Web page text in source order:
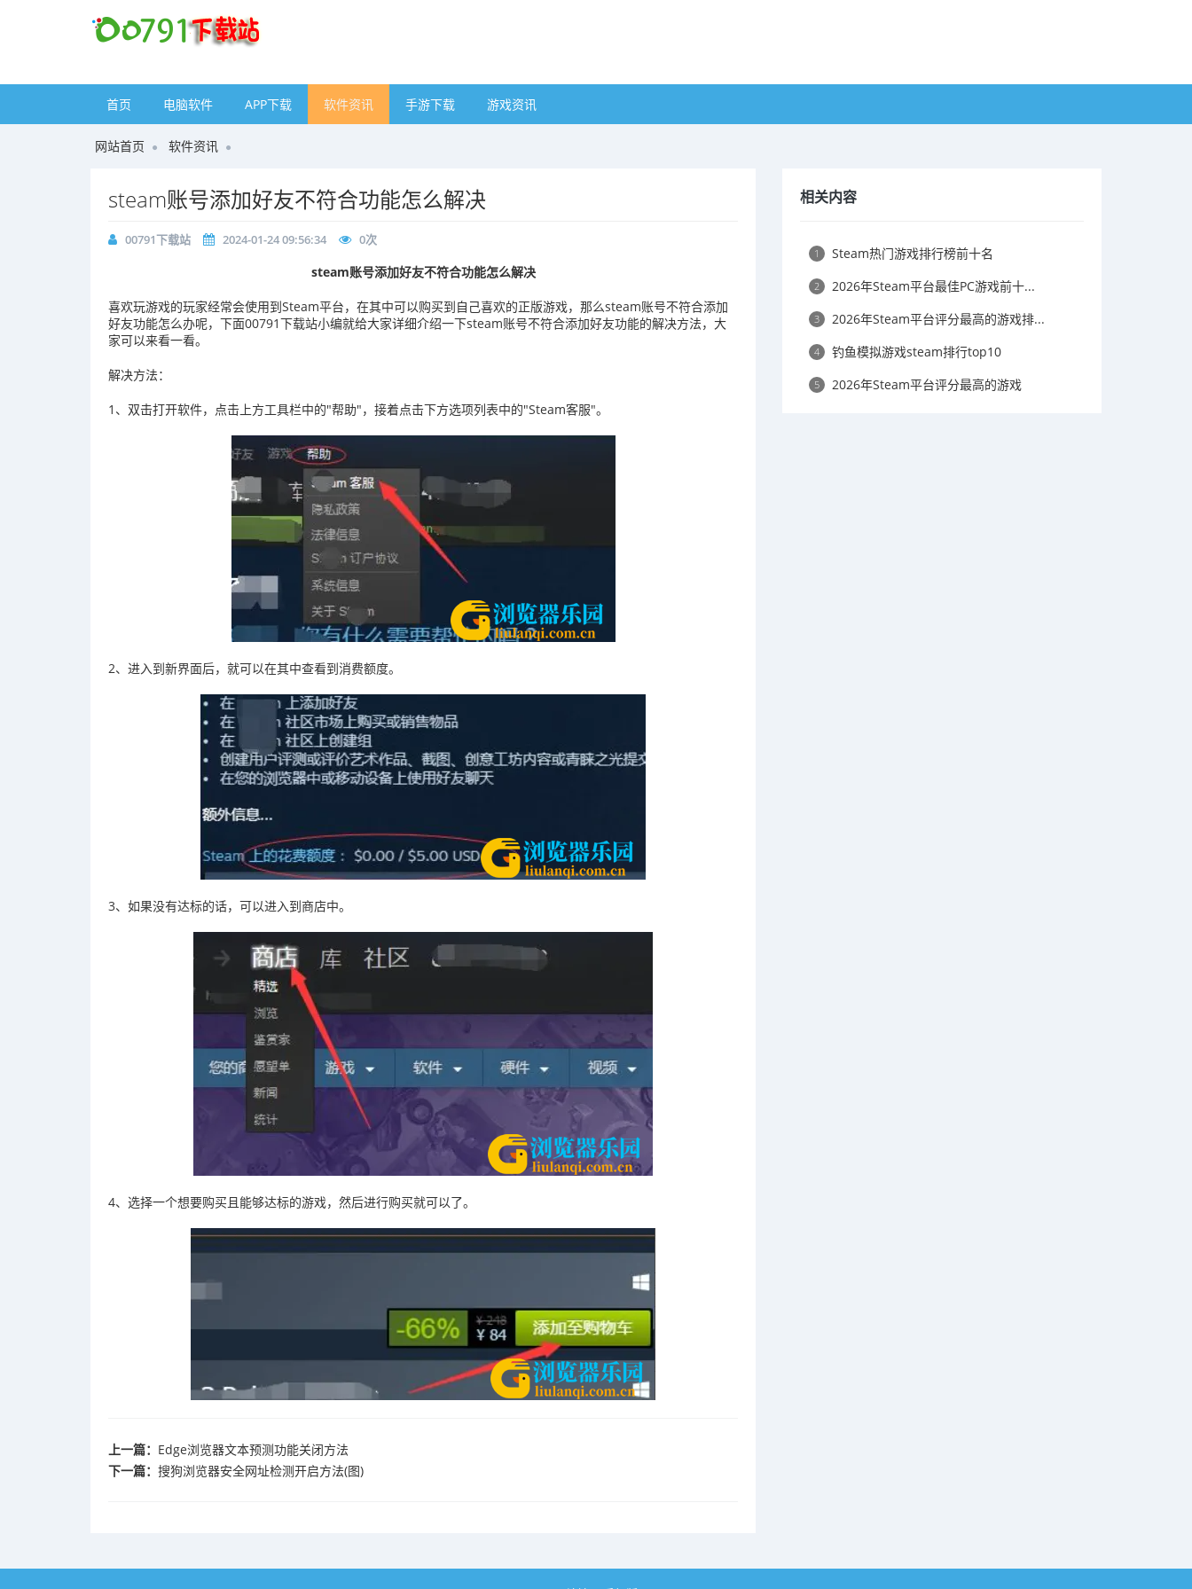
首页 电脑软件 APP下载 软件资讯 手游下载 游戏资讯
网站首页 软件资讯
steam账号添加好友不符合功能怎么解决
00791下载站 2024-01-24 09:56:34 0次
steam账号添加好友不符合功能怎么解决
喜欢玩游戏的玩家经常会使用到Steam平台，在其中可以购买到自己喜欢的正版游戏，那么steam账号不符合添加
好友功能怎么办呢，下面00791下载站小编就给大家详细介绍一下steam账号不符合添加好友功能的解决方法，大
家可以来看一看。
解决方法：
1、双击打开软件，点击上方工具栏中的"帮助"，接着点击下方选项列表中的"Steam客服"。
2、进入到新界面后，就可以在其中查看到消费额度。
3、如果没有达标的话，可以进入到商店中。
4、选择一个想要购买且能够达标的游戏，然后进行购买就可以了。
上一篇： Edge浏览器文本预测功能关闭方法
下一篇： 搜狗浏览器安全网址检测开启方法(图)
相关内容
1 Steam热门游戏排行榜前十名
2 2026年Steam平台最佳PC游戏前十...
3 2026年Steam平台评分最高的游戏排...
4 钓鱼模拟游戏steam排行top10
5 2026年Steam平台评分最高的游戏